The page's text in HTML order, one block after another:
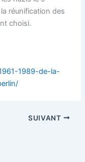
réunification des
choisi.
1989-de-la-
SUIVANT